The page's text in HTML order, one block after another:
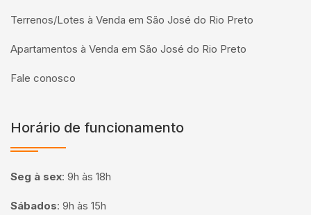
Terrenos/Lotes à Venda em São José do Rio Preto
Apartamentos à Venda em São José do Rio Preto
Fale conosco
Horário de funcionamento
Seg à sex: 9h às 18h
Sábados: 9h às 15h